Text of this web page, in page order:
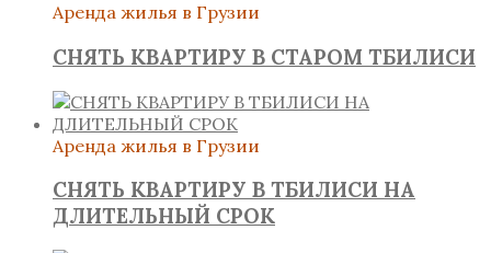
Аренда жилья в Грузии
СНЯТЬ КВАРТИРУ В СТАРОМ ТБИЛИСИ
Аренда жилья в Грузии
СНЯТЬ КВАРТИРУ В ТБИЛИСИ НА
ДЛИТЕЛЬНЫЙ СРОК